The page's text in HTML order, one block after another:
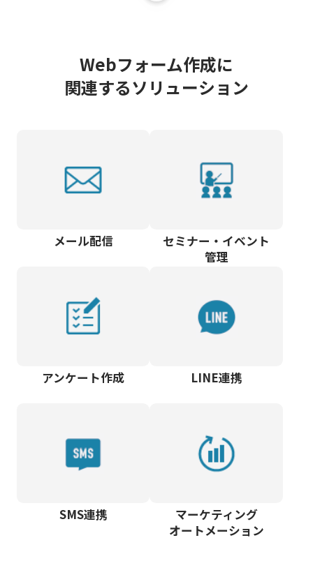
Webフォーム作成に
関連するソリューション
メール配信
セミナー・イベント
管理
アンケート作成 LINE連携
SMS連携
マーケティング
オートメーション